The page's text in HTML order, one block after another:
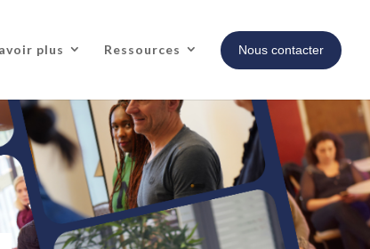
plus Ressources Nous contacter